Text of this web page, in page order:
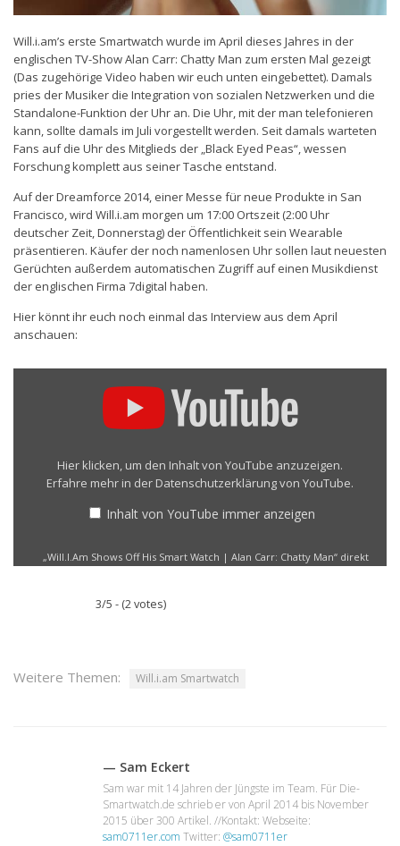
Will.i.am’s erste Smartwatch wurde im April dieses Jahres in der
englischen TV-Show Alan Carr: Chatty Man zum ersten Mal gezeigt
(Das zugehörige Video haben wir euch unten eingebettet). Damals
pries der Musiker die Integration von sozialen Netzwerken und die
Standalone-Funktion der Uhr an. Die Uhr, mit der man telefonieren
kann, sollte damals im Juli vorgestellt werden. Seit damals warteten
Fans auf die Uhr des Mitglieds der „Black Eyed Peas“, wessen
Forschung komplett aus seiner Tasche entstand.
Auf der Dreamforce 2014, einer Messe für neue Produkte in San
Francisco, wird Will.i.am morgen um 17:00 Ortszeit (2:00 Uhr
deutscher Zeit, Donnerstag) der Öffentlichkeit sein Wearable
präsentieren. Käufer der noch namenlosen Uhr sollen laut neuesten
Gerüchten außerdem automatischen Zugriff auf einen Musikdienst
der englischen Firma 7digital haben.
Hier könnt ihr euch noch einmal das Interview aus dem April
anschauen:
von
Hier klicken, um den Inhalt von YouTube anzuzeigen.
Erfahre mehr in der Datenschutzerklärung von YouTube.
Inhalt von YouTube immer anzeigen
„Will.I.Am Shows Off His Smart Watch | Alan Carr: Chatty Man“ direkt
3/5 - (2 votes)
Weitere Themen: Will.i.am Smartwatch
— Sam Eckert
Sam war mit 14 Jahren der Jüngste im Team. Für Die-
Smartwatch.de schrieb er von April 2014 bis November
2015 über 300 Artikel. //Kontakt: Webseite:
sam0711er.com Twitter: @sam0711er